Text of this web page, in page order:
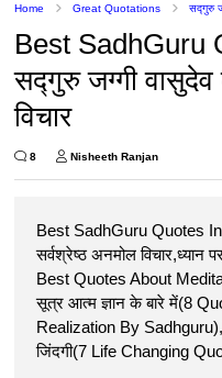
Home Great Quotations सद्गुरु
Best SadhGuru
सद्गुरु जग्गी
विचार
8 Nisheeth Ranjan
Best SadhGuru Quotes
सर्वश्रेष्ठ अनमोल
Best Quotes About
सूत्र आत्म ज्ञान के बारे में(8
Realization By
जिंदगी(7 Life Changing